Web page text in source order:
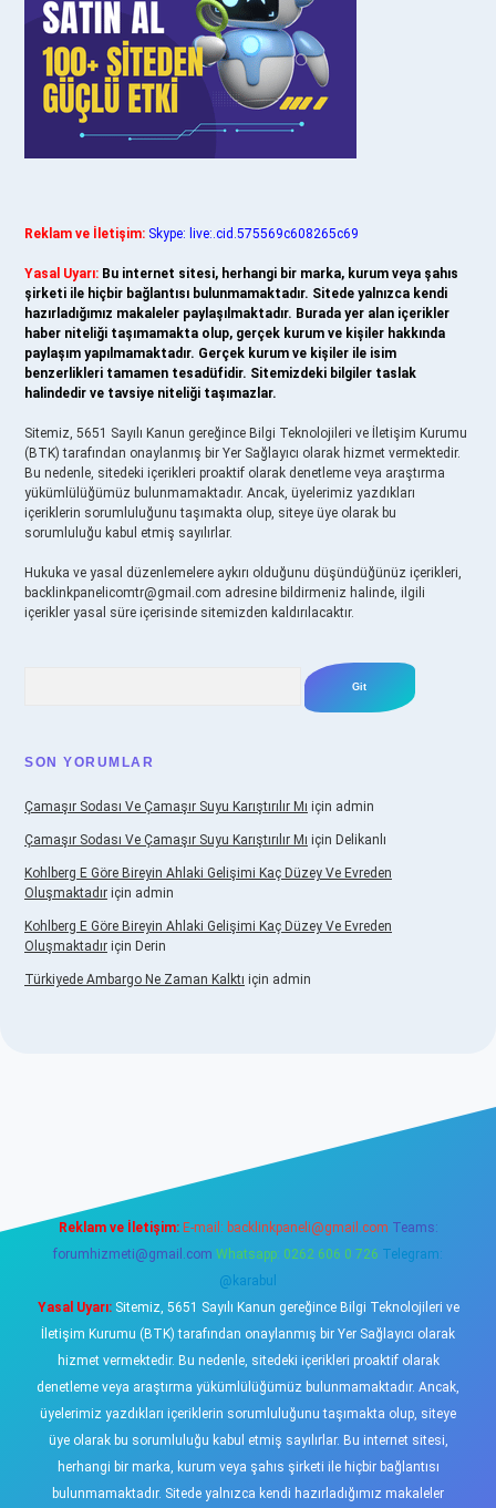
Reklam ve İletişim: Skype: live:.cid.575569c608265c69
Yasal Uyarı: Bu internet sitesi, herhangi bir marka, kurum veya şahıs
şirketi ile hiçbir bağlantısı bulunmamaktadır. Sitede yalnızca kendi
hazırladığımız makaleler paylaşılmaktadır. Burada yer alan içerikler
haber niteliği taşımamakta olup, gerçek kurum ve kişiler hakkında
paylaşım yapılmamaktadır. Gerçek kurum ve kişiler ile isim
benzerlikleri tamamen tesadüfidir. Sitemizdeki bilgiler taslak
halindedir ve tavsiye niteliği taşımazlar.
Sitemiz, 5651 Sayılı Kanun gereğince Bilgi Teknolojileri ve İletişim Kurumu
(BTK) tarafından onaylanmış bir Yer Sağlayıcı olarak hizmet vermektedir.
Bu nedenle, sitedeki içerikleri proaktif olarak denetleme veya araştırma
yükümlülüğümüz bulunmamaktadır. Ancak, üyelerimiz yazdıkları
içeriklerin sorumluluğunu taşımakta olup, siteye üye olarak bu
sorumluluğu kabul etmiş sayılırlar.
Hukuka ve yasal düzenlemelere aykırı olduğunu düşündüğünüz içerikleri,
backlinkpanelicomtr@gmail.com adresine bildirmeniz halinde, ilgili
içerikler yasal süre içerisinde sitemizden kaldırılacaktır.
SON YORUMLAR
Çamaşır Sodası Ve Çamaşır Suyu Karıştırılır Mı için admin
Çamaşır Sodası Ve Çamaşır Suyu Karıştırılır Mı için Delikanlı
Kohlberg E Göre Bireyin Ahlaki Gelişimi Kaç Düzey Ve Evreden
Oluşmaktadır için admin
Kohlberg E Göre Bireyin Ahlaki Gelişimi Kaç Düzey Ve Evreden
Oluşmaktadır için Derin
Türkiyede Ambargo Ne Zaman Kalktı için admin
Reklam ve İletişim: E-mail: backlinkpaneli@gmail.com Teams:
forumhizmeti@gmail.com Whatsapp: 0262 606 0 726 Telegram:
@karabul
Yasal Uyarı:Sitemiz, 5651 Sayılı Kanun gereğince Bilgi Teknolojileri ve
İletişim Kurumu (BTK) tarafından onaylanmış bir Yer Sağlayıcı olarak
hizmet vermektedir. Bu nedenle, sitedeki içerikleri proaktif olarak
denetleme veya araştırma yükümlülüğümüz bulunmamaktadır. Ancak,
üyelerimiz yazdıkları içeriklerin sorumluluğunu taşımakta olup, siteye
üye olarak bu sorumluluğu kabul etmiş sayılırlar. Bu internet sitesi,
herhangi bir marka, kurum veya şahıs şirketi ile hiçbir bağlantısı
bulunmamaktadır. Sitede yalnızca kendi hazırladığımız makaleler